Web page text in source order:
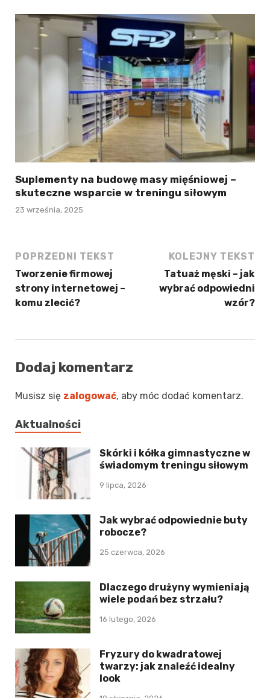
Suplementy na budowę masy mięśniowej –
skuteczne wsparcie w treningu siłowym
23 września, 2025
POPRZEDNI TEKST
Tworzenie firmowej
strony internetowej –
komu zlecić?
KOLEJNY TEKST
Tatuaż męski – jak
wybrać odpowiedni
wzór?
Dodaj komentarz
Musisz się zalogować, aby móc dodać komentarz.
Aktualności
Skórki i kółka gimnastyczne w
świadomym treningu siłowym
9 lipca, 2026
Jak wybrać odpowiednie buty
robocze?
25 czerwca, 2026
Dlaczego drużyny wymieniają
wiele podań bez strzału?
16 lutego, 2026
Fryzury do kwadratowej
twarzy: jak znaleźć idealny
look